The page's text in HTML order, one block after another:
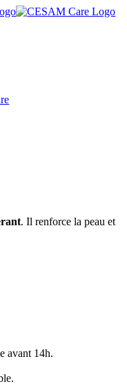
. Il renforce la peau et
avant 14h.